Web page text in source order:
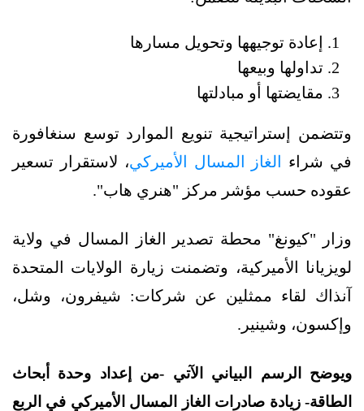
إعادة توجيهها وتحويل مسارها
تداولها وبيعها
مقايضتها أو مبادلتها
وتتضمن إستراتيجية تنويع الموارد توسع سنغافورة
في شراء الغاز المسال الأميركي، لاستقرار تسعير
عقوده حسب مؤشر مركز "هنري هاب".
وزار "كيونغ" محطة تصدير الغاز المسال في ولاية
لويزيانا الأميركية، وتضمنت زيارة الولايات المتحدة
آنذاك لقاء ممثلين عن شركات: شيفرون، وشل،
وإكسون، وشينير.
ويوضح الرسم البياني الآتي -من إعداد وحدة أبحاث
الطاقة- زيادة صادرات الغاز المسال الأميركي في الربع